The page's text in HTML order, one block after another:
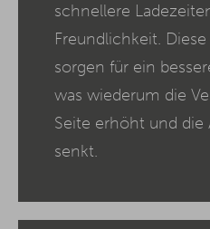
schnellere
Freundlichkeit.
sorgen für ein
was wiederum die
Seite erhöht und die
senkt.